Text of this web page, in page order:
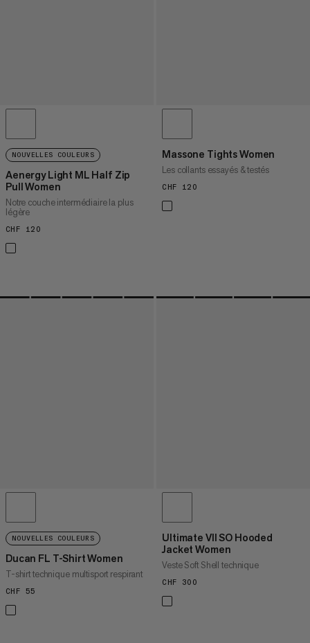
NOUVELLES COULEURS
Aenergy Light ML Half Zip
Pull Women
Notre couche intermédiaire la plus
légère
CHF 120
Massone Tights Women
Les collants essayés & testés
CHF 120
NOUVELLES COULEURS
Ducan FL T-Shirt Women
T-shirt technique multisport respirant
CHF 55
Ultimate VII SO Hooded
Jacket Women
Veste Soft Shell technique
CHF 300